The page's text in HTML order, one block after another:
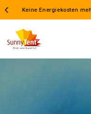
zum
Inhalt